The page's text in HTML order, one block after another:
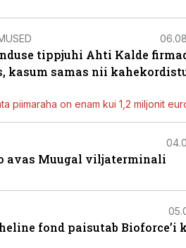
tippjuhi Ahti Kalde
kasum samas nii
piimaraha on enam kui 1,2 miljonit
avas Muugal viljaterminali
fond paisutab Bioforce’i